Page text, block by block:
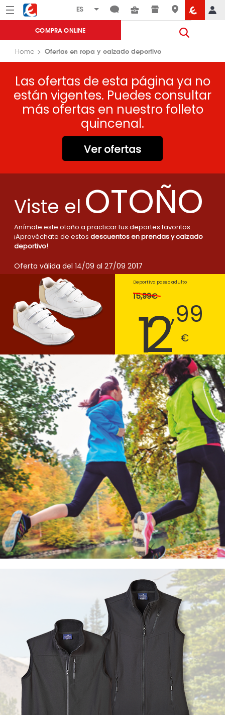
Menú Eroski
COMPRA ONLINE
Home Ofertas en ropa y calzado deportivo
Las ofertas de esta página ya no
están vigentes. Puedes consultar
más ofertas en nuestro folleto
quincenal.
Ver ofertas
Viste el OTOÑO
Anímate este otoño a practicar tus deportes favoritos.
¡Aprovéchate de estos descuentos en prendas y calzado
deportivo!
Oferta válida del 14/09 al 27/09 2017
Deportiva paseo adulto
15,99€
12,99
€